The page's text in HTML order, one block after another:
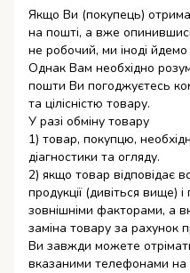
Якщо Ви (покупець)
на пошті, а вже
не робочий, ми іноді
Однак Вам необхідно
пошти Ви погоджуєтесь
та цілісністю товару.
У разі обміну товару
1) товар, покупцю,
діагностики та огляду.
2) якщо товар відповідає
продукції (дивіться вище)
зовнішніми факторами, а
заміна товару за рахунок
Ви завжди можете
вказаними телефонами на